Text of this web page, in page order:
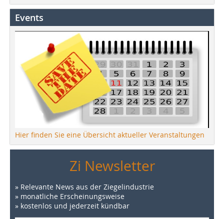
Events
Hier finden Sie eine Übersicht aktueller Veranstaltungen
Zi Newsletter
» Relevante News aus der Ziegelindustrie
» monatliche Erscheinungsweise
» kostenlos und jederzeit kündbar